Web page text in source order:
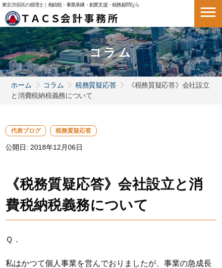
東京渋谷区の税理士｜相続税・事業承継・創業支援・税務顧問なら
コラム
ホーム コラム 税務質疑応答
《税務質疑応答》会社設立
と消費税納税義務について
代表ブログ 税務質疑応答
公開日: 2018年12月06日
《税務質疑応答》会社設立と消
費税納税義務について
Ｑ．
私はかつて個人事業を営んでおりましたが、事業の急成長